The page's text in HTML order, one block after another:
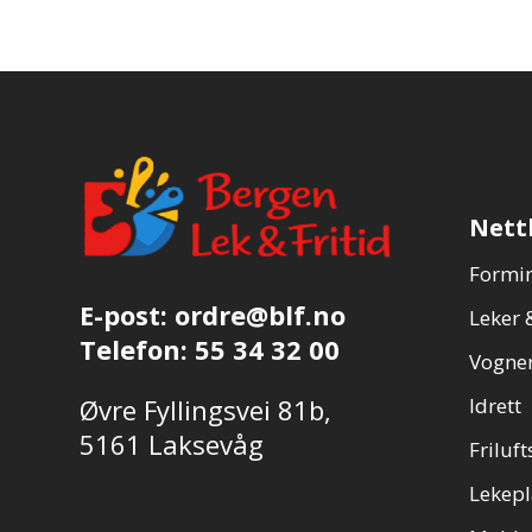
E-post: ordre@blf.no
Telefon: 55 34 32 00
Øvre Fyllingsvei 81b,
5161 Laksevåg
Leker
Idrett